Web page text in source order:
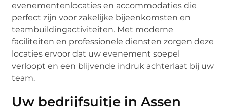
evenementenlocaties en accommodaties die
perfect zijn voor zakelijke bijeenkomsten en
teambuildingactiviteiten. Met moderne
faciliteiten en professionele diensten zorgen deze
locaties ervoor dat uw evenement soepel
verloopt en een blijvende indruk achterlaat bij uw
team.
Uw bedrijfsuitje in Assen